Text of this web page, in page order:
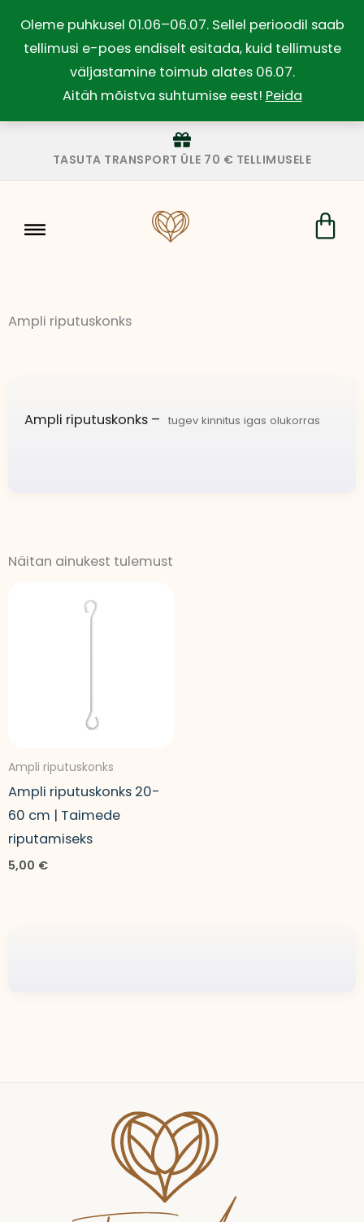
Oleme puhkusel 01.06–06.07. Sellel perioodil saab
tellimusi e-poes endiselt esitada, kuid tellimuste
väljastamine toimub alates 06.07.
Aitäh mõistva suhtumise eest! Peida
content
TASUTA TRANSPORT ÜLE 70 € TELLIMUSELE
Ampli riputuskonks
Ampli riputuskonks – tugev kinnitus igas olukorras
Näitan ainukest tulemust
Ampli riputuskonks
Ampli riputuskonks 20-
60 cm | Taimede
riputamiseks
5,00 €